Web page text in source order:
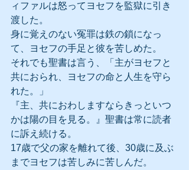
ィファルは怒ってヨセフを監獄に引き
渡した。
身に覚えのない冤罪は鉄の鎖になっ
て、ヨセフの手足と彼を苦しめた。
それでも聖書は言う、「主がヨセフと
共におられ、ヨセフの命と人生を守ら
れた。」
『主、共におわしますならきっといつ
かは陽の目を見る。』聖書は常に読者
に訴え続ける。
17歳で父の家を離れて後、30歳に及ぶ
までヨセフは苦しみに苦しんだ。